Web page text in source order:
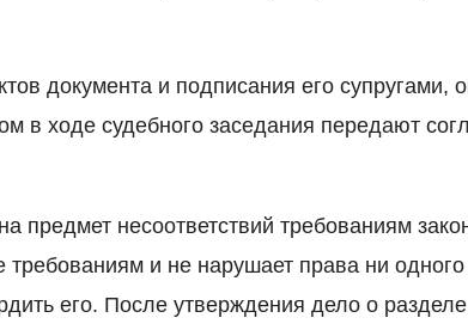
документа и подписания его супругами,
в ходе судебного заседания передают
предмет несоответствий требованиям
требованиям и не нарушает права ни одного
его. После утверждения дело о